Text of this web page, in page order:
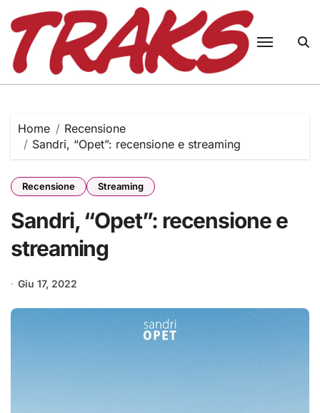
content
Home
Recensione
Sandri, “Opet”: recensione e streaming
Recensione Streaming
Sandri, “Opet”: recensione e
streaming
Giu 17, 2022